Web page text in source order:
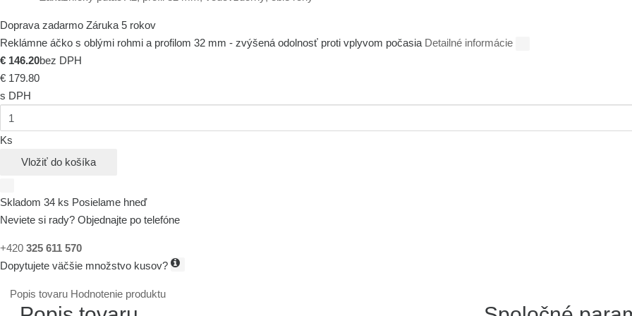
Doprava zadarmo Záruka 5 rokov
Reklámne áčko s oblými rohmi a profilom 32 mm - zvýšená odolnosť proti vplyvom počasia Detailné informácie
€ 146.20bez DPH
€ 179.80
s DPH
Ks
Vložiť do košíka
Skladom 34 ks Posielame hneď
Neviete si rady? Objednajte po telefóne
+420 325 611 570
Dopytujete väčšie množstvo kusov?
Popis tovaru Hodnotenie produktu